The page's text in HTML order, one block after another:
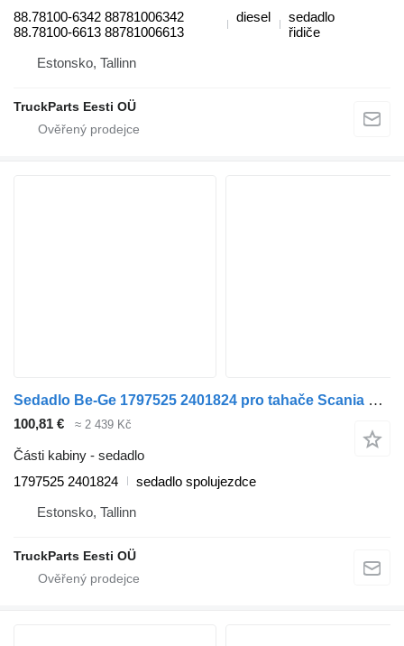
88.78100-6342 88781006342
88.78100-6613 88781006613
diesel
sedadlo
řidiče
Estonsko, Tallinn
TruckParts Eesti OÜ
Sedadlo Be-Ge 1797525 2401824 pro tahače Scania P,G,R,T-series (2004-2017)
100,81 € ≈ 2 439 Kč
Části kabiny - sedadlo
1797525 2401824
sedadlo spolujezdce
Estonsko, Tallinn
TruckParts Eesti OÜ